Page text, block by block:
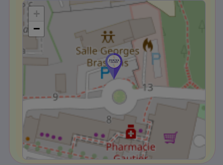
+
−